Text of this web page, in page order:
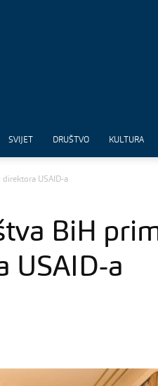
SVIJET DRUŠTVO KULTURA
USAID-a
BiH
USAID-a